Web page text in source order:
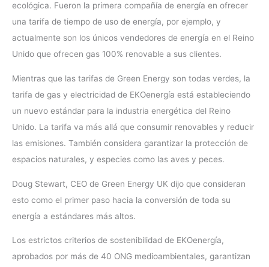
ecológica. Fueron la primera compañía de energía en ofrecer
una tarifa de tiempo de uso de energía, por ejemplo, y
actualmente son los únicos vendedores de energía en el Reino
Unido que ofrecen gas 100% renovable a sus clientes.
Mientras que las tarifas de Green Energy son todas verdes, la
tarifa de gas y electricidad de EKOenergía está estableciendo
un nuevo estándar para la industria energética del Reino
Unido. La tarifa va más allá que consumir renovables y reducir
las emisiones. También considera garantizar la protección de
espacios naturales, y especies como las aves y peces.
Doug Stewart, CEO de Green Energy UK dijo que consideran
esto como el primer paso hacia la conversión de toda su
energía a estándares más altos.
Los estrictos criterios de sostenibilidad de EKOenergía,
aprobados por más de 40 ONG medioambientales, garantizan